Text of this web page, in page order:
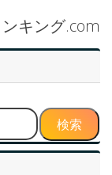
キング.com
検索